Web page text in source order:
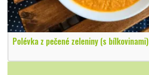
Polévka z pečené zeleniny (s bílkovinami)